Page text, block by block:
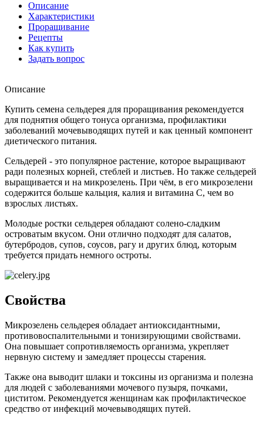
Описание
Характеристики
Проращивание
Рецепты
Как купить
Задать вопрос
Описание
Купить семена сельдерея для проращивания рекомендуется
для поднятия общего тонуса организма, профилактики
заболеваний мочевыводящих путей и как ценный компонент
диетического питания.
Сельдерей - это популярное растение, которое выращивают
ради полезных корней, стеблей и листьев. Но также сельдерей
выращивается и на микрозелень. При чём, в его микрозелени
содержится больше кальция, калия и витамина С, чем во
взрослых листьях.
Молодые ростки сельдерея обладают солено-сладким
островатым вкусом. Они отлично подходят для салатов,
бутербродов, супов, соусов, рагу и других блюд, которым
требуется придать немного остроты.
Свойства
Микрозелень сельдерея обладает антиоксидантными,
противовоспалительными и тонизирующими свойствами.
Она повышает сопротивляемость организма, укрепляет
нервную систему и замедляет процессы старения.
Также она выводит шлаки и токсины из организма и полезна
для людей с заболеваниями мочевого пузыря, почками,
циститом. Рекомендуется женщинам как профилактическое
средство от инфекций мочевыводящих путей.